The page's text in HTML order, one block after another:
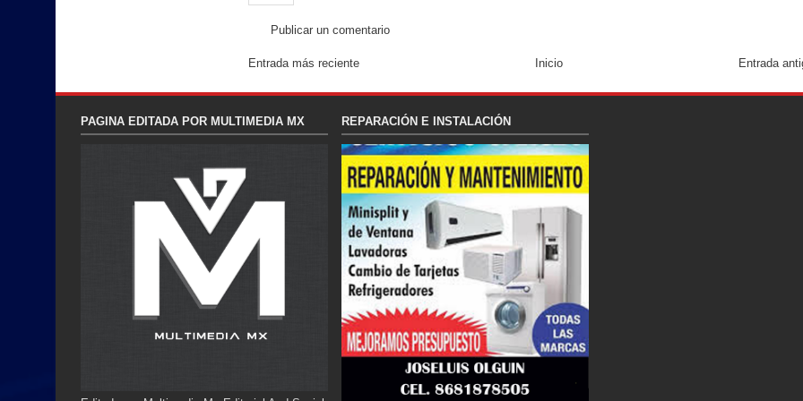
Publicar un comentario
Entrada más reciente Entrada
Inicio
PAGINA EDITADA POR MULTIMEDIA MX REPARACIÓN E INSTALACIÓN